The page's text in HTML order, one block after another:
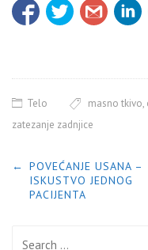
Telo masno tkivo,
zatezanje zadnjice
POST
← POVEĆANJE USANA –
ISKUSTVO JEDNOG
PACIJENTA